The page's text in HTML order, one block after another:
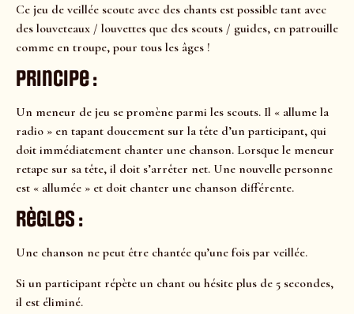
Ce jeu de veillée scoute avec des chants est possible tant avec
des louveteaux / louvettes que des scouts / guides, en patrouille
comme en troupe, pour tous les âges !
Principe :
Un meneur de jeu se promène parmi les scouts. Il « allume la
radio » en tapant doucement sur la tête d’un participant, qui
doit immédiatement chanter une chanson. Lorsque le meneur
retape sur sa tête, il doit s’arrêter net. Une nouvelle personne
est « allumée » et doit chanter une chanson différente.
Règles :
Une chanson ne peut être chantée qu’une fois par veillée.
Si un participant répète un chant ou hésite plus de 5 secondes,
il est éliminé.